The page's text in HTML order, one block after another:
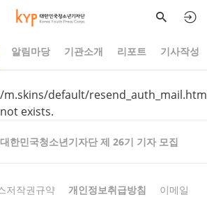
알림마당 기관소개 리포트 기사작성
default/resend_auth_mail.htm
exists.
한민국청소년기자단 제 26기 기자 모집
저작권규약 개인정보취급방침
이메일